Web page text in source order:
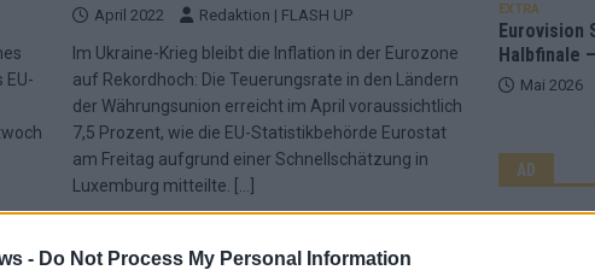
- Do Not Process My Personal Information
EU-
April 2022 Redaktion | FLASH UP
Im Ukraine-Krieg bleibt die Inflation in der Eurozone
auf Rekordhoch: Die Teuerungsrate in den Ländern
der Währungsunion erreicht im April voraussichtlich
7,5 Prozent, wie die EU-Statistikbehörde Eurostat
am Freitag aufgrund einer Schnellschätzung in
Luxemburg mitteilte.
EXTRA
Eurovision
Halbfinale
Mai 2026
AD